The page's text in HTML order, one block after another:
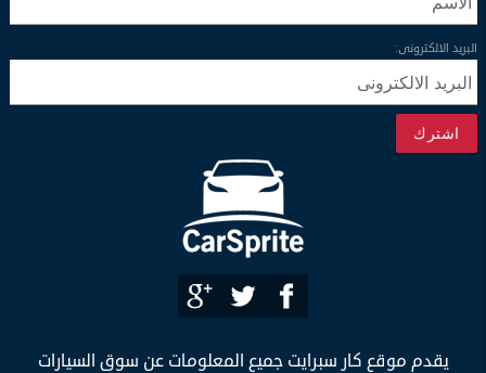
البريد الالكترونى:
اشترك
يقدم موقع كار سبرايت جميع المعلومات عن سوق السيارات